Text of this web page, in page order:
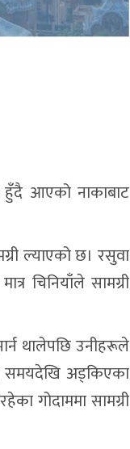
आएको नाकाबाट
ल्याएको छ। रसुवा
चिनियाँले सामग्री
थालेपछि उनीहरूले
समयदेखि अड्किएका
गोदाममा सामग्री